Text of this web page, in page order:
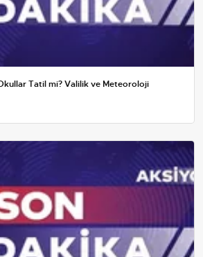
Tatil mi? Valilik ve Meteoroloji